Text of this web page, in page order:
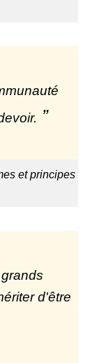
et principes
d'être